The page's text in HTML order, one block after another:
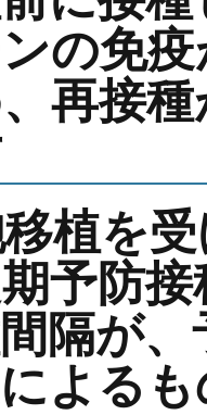
の免
再接
植を
予防
隔が
よる